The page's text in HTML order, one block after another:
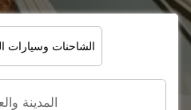
الشاحنات وسيارات